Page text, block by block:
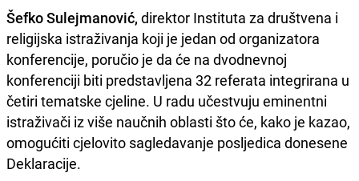
Šefko Sulejmanović, direktor Instituta za društvena i
religijska istraživanja koji je jedan od organizatora
konferencije, poručio je da će na dvodnevnoj
konferenciji biti predstavljena 32 referata integrirana u
četiri tematske cjeline. U radu učestvuju eminentni
istraživači iz više naučnih oblasti što će, kako je kazao,
omogućiti cjelovito sagledavanje posljedica donesene
Deklaracije.